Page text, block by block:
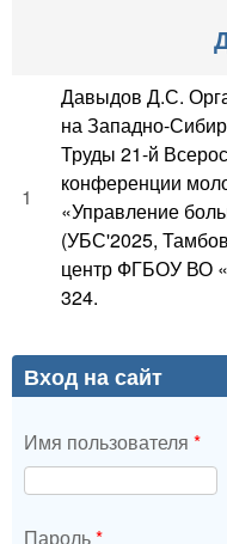
1
Давыдов Д.С.
на Западно-
Труды 21-й
конференции
«Управление
(УБС'2025,
центр ФГБОУ ВО
324.
Вход на сайт
Имя пользователя *
Пароль*